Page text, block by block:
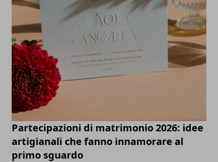
Partecipazioni di matrimonio 2026: idee
artigianali che fanno innamorare al
primo sguardo